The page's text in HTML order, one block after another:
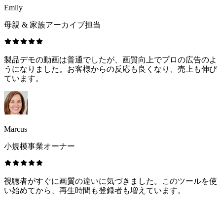
Emily
母親 & 家族アーカイブ担当
製品デモの動画は普通でしたが、画質向上でプロの広告のよ
うになりました。お客様からの反応も良くなり、売上も伸び
ています。
Marcus
小規模事業オーナー
視聴者がすぐに画質の違いに気づきました。このツールを使
い始めてから、再生時間も登録者も増えています。